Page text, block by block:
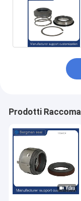
Prodotti